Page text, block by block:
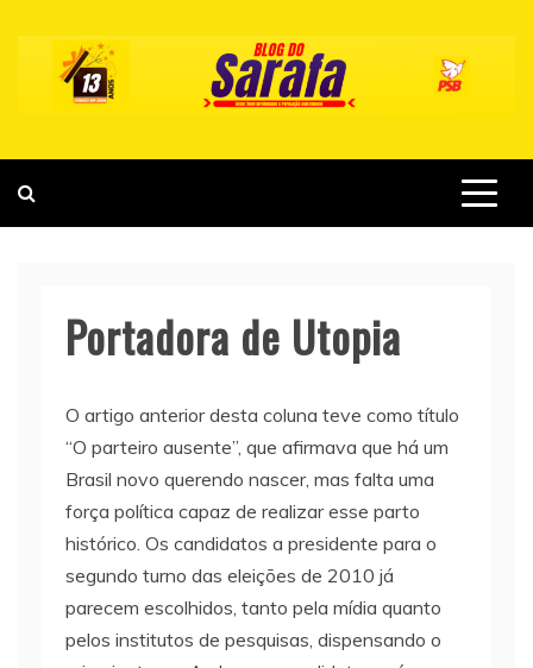
content
Portadora de Utopia
O artigo anterior desta coluna teve como título
“O parteiro ausente”, que afirmava que há um
Brasil novo querendo nascer, mas falta uma
força política capaz de realizar esse parto
histórico. Os candidatos a presidente para o
segundo turno das eleições de 2010 já
parecem escolhidos, tanto pela mídia quanto
pelos institutos de pesquisas, dispensando o